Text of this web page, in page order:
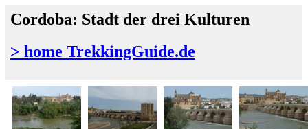
Cordoba: Stadt der drei Kulturen
> home TrekkingGuide.de